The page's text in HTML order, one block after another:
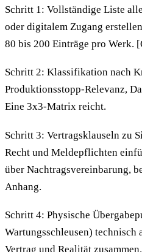
Schritt 1: Vollständige Liste
oder digitalem Zugang
80 bis 200 Einträge pro Werk.
Schritt 2: Klassifikation nach
Produktionsstopp-Relevanz,
Eine 3x3-Matrix reicht.
Schritt 3: Vertragsklauseln zu
Recht und Meldepflichten
über Nachtragsvereinbarung,
Anhang.
Schritt 4: Physische
Wartungsschleusen) technisch
Vertrag und Realität